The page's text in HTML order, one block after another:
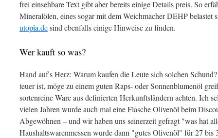
frei einsehbare Text gibt aber bereits einige Details preis. So
Mineralölen, eines sogar mit dem Weichmacher DEHP belastet
utopia.desind ebenfalls einige Hinweise zu finden.
Wer kauft so was?
Hand auf's Herz: Warum kaufen die Leute sich solchen
teuer ist, möge zu einem guten Raps- oder Sonnenblumenöl
sortenreine Ware aus definierten Herkunftsländern achten. Ich
vielen Jahren wurde auch mal eine Flasche Olivenöl beim
Abgewöhnen – und wir haben uns seinerzeit gefragt "was hat
Haushaltswarenmessen wurde dann "gutes Olivenöl" für 27